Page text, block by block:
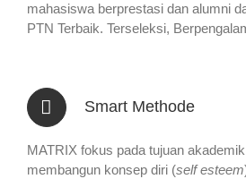
mahasiswa berprestasi dan alumni
PTN Terbaik. Terseleksi,
Smart Methode
MATRIX fokus pada tujuan
membangun konsep diri (self esteem